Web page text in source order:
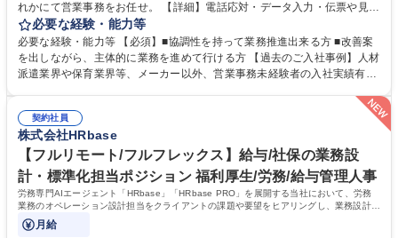
れかにて営業事務をお任せ。 【詳細】電話応対・データ入力・伝票や見積
の作成・カタログ送付・来客対応・営業所内で発生する事務業務や業務改
善をお任せ。 【教育制度】ご入社後、育成担当とペアになりながらOJTに
て業務を覚えていただくことが可能です。業務システムがきちんと構築さ
れているため、スムーズに仕事に慣れることができる環境です。また、
常に改善を目指す風土のため、安心して業務に取り組んでいただけます。
募集職種 【大阪・京都・滋賀】営業事務 ※未経験可
必要な経験・能力等
必要な経験・能力等 【必須】■協調性を持って業務推進出来る方 ■改善案
を出しながら、主体的に業務を進めて行ける方 【過去のご入社事例】人材
派遣業界や保育業界等、メーカー以外、営業事務未経験者の入社実績有
により、キーエンスの付加価値向上に貢献します。ベースの定型業務に加
えて、お客様や社員の状況に合わせ、能動的なサポート、改善の動きも期
待され。組織を支えるスペシャリストとして、チームに貢献し、結果的に
社員から頼られる存在になることができます。平均19:30の退勤以降の業
務の持ち帰りも禁止されており、メリハリのある働き方となります。 学
歴・資格 学歴：大学院 大学 高専 短大 語学力： 資格：
契約社員
株式会社HRbase
【フルリモート/フルフレックス】給与/社保の業務設
計・標準化担当ポジション 福利厚生/労務/給与管理人事
労務専門AIエージェント「HRbase」「HRbase PRO」を展開する当社において、労務
業務のオペレーション設計担当をクライアントの課題や要望をヒアリングし、業務設計や
システム設定へと落とし込むポジションです。
月給